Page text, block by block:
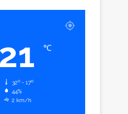
21 ℃
32º - 17º
44%
2 km/h